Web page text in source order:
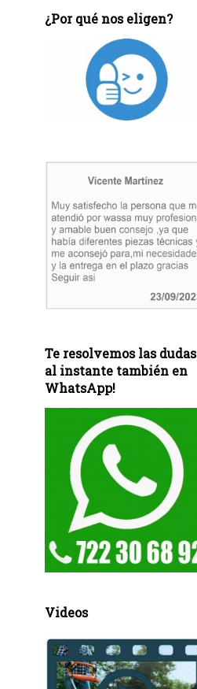
¿Por qué nos eligen?
Te resolvemos las dudas
al instante también en
WhatsApp!
Videos